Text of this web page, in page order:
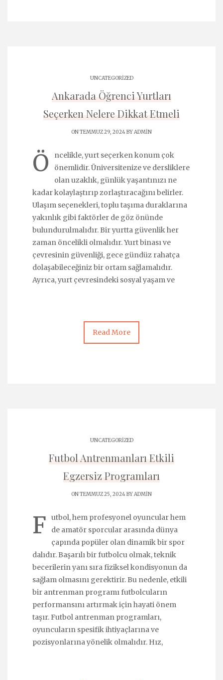
UNCATEGORIZED
Ankarada Öğrenci Yurtları
Seçerken Nelere Dikkat Etmeli
ON TEMMUZ 29, 2024 BYADMIN
Ö
ncelikle, yurt seçerken konum çok
önemlidir. Üniversitenize ve dersliklere
olan uzaklık, günlük yaşantınızı ne
kadar kolaylaştırıp zorlaştıracağını belirler.
Ulaşım seçenekleri, toplu taşıma duraklarına
yakınlık gibi faktörler de göz önünde
bulundurulmalıdır. Bir yurtta güvenlik her
zaman öncelikli olmalıdır. Yurt binası ve
çevresinin güvenliği, gece gündüz rahatça
dolaşabileceğiniz bir ortam sağlamalıdır.
Ayrıca, yurt çevresindeki sosyal yaşam ve
Read More
UNCATEGORIZED
Futbol Antrenmanları Etkili
Egzersiz Programları
ON TEMMUZ 25, 2024 BYADMIN
F
utbol, hem profesyonel oyuncular hem
de amatör sporcular arasında dünya
çapında popüler olan dinamik bir spor
dalıdır. Başarılı bir futbolcu olmak, teknik
becerilerin yanı sıra fiziksel kondisyonun da
sağlam olmasını gerektirir. Bu nedenle, etkili
bir antrenman programı futbolcuların
performansını artırmak için hayati önem
taşır. Futbol antrenman programları,
oyuncuların spesifik ihtiyaçlarına ve
pozisyonlarına yönelik olmalıdır. Hız,